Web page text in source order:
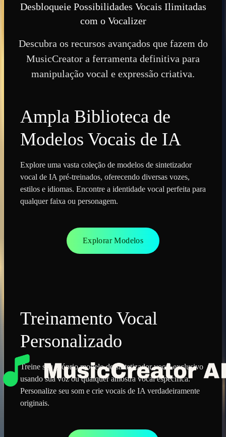
Desbloqueie Possibilidades Vocais Ilimitadas
com o Vocalizer
Descubra os recursos avançados que fazem do
MusicCreator a ferramenta definitiva para
manipulação vocal e expressão criativa.
Ampla Biblioteca de
Modelos Vocais de IA
Explore uma vasta coleção de modelos de sintetizador
vocal de IA pré-treinados, oferecendo diversas vozes,
estilos e idiomas. Encontre a identidade vocal perfeita para
qualquer faixa ou personagem.
Explorar Modelos
Treinamento Vocal
Personalizado
Treine seu próprio modelo de sintetizador vocal exclusivo
usando sua voz ou qualquer amostra vocal específica.
Personalize seu som e crie vocais de IA verdadeiramente
originais.